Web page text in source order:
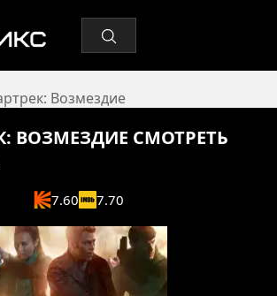
Возмездие
ВОЗМЕЗДИЕ СМОТРЕТЬ
7.60 7.70